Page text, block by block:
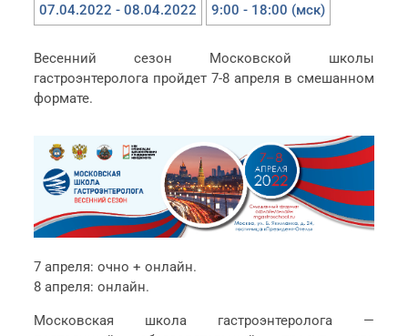
07.04.2022 - 08.04.2022 9:00 - 18:00 (мск)
Весенний сезон Московской школы
гастроэнтеролога пройдет 7-8 апреля в смешанном
формате.
7 апреля: очно + онлайн.
8 апреля: онлайн.
Московская школа гастроэнтеролога —